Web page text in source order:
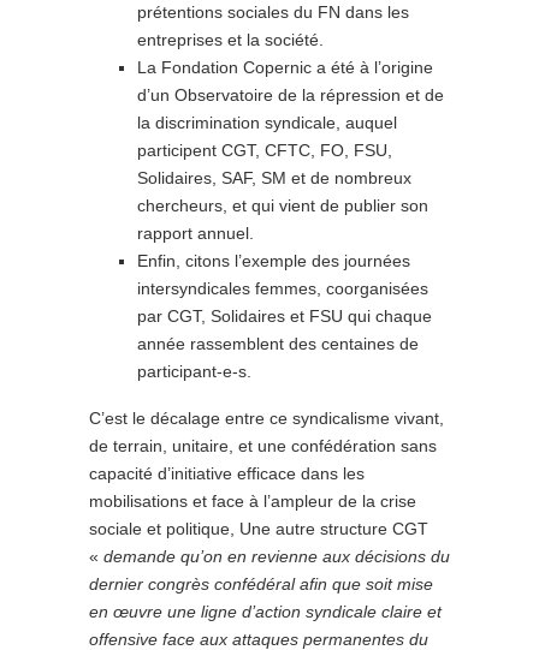
prétentions sociales du FN dans les
entreprises et la société.
La Fondation Copernic a été à l’origine
d’un Observatoire de la répression et de
la discrimination syndicale, auquel
participent CGT, CFTC, FO, FSU,
Solidaires, SAF, SM et de nombreux
chercheurs, et qui vient de publier son
rapport annuel.
Enfin, citons l’exemple des journées
intersyndicales femmes, coorganisées
par CGT, Solidaires et FSU qui chaque
année rassemblent des centaines de
participant-e-s.
C’est le décalage entre ce syndicalisme vivant,
de terrain, unitaire, et une confédération sans
capacité d’initiative efficace dans les
mobilisations et face à l’ampleur de la crise
sociale et politique, Une autre structure CGT
« demande qu’on en revienne aux décisions du
dernier congrès confédéral afin que soit mise
en œuvre une ligne d’action syndicale claire et
offensive face aux attaques permanentes du